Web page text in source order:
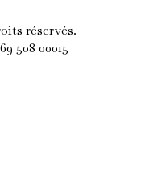
réservés.
508 00015